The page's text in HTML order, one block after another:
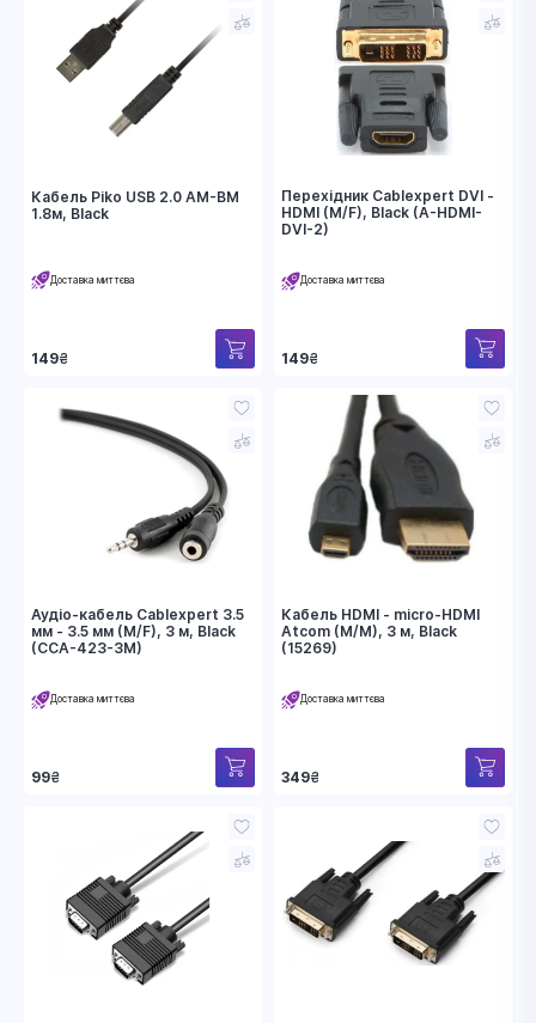
Кабель Piko USB 2.0 AM-BM
1.8м, Black
Доставка миттєва
149₴
Перехідник Cablexpert DVI -
HDMI (M/F), Black (A-HDMI-
DVI-2)
Доставка миттєва
149₴
Аудіо-кабель Cablexpert 3.5
мм - 3.5 мм (M/F), 3 м, Black
(CCA-423-3M)
Доставка миттєва
99₴
Кабель HDMI - micro-HDMI
Atcom (M/M), 3 м, Black
(15269)
Доставка миттєва
349₴